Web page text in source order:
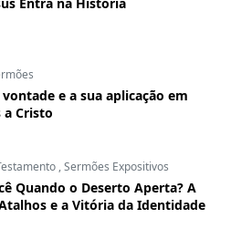
e a sua aplicação em
a Cristo
,Sermões Expositivos
Quando o Deserto Aperta? A
e a Vitória da Identidade